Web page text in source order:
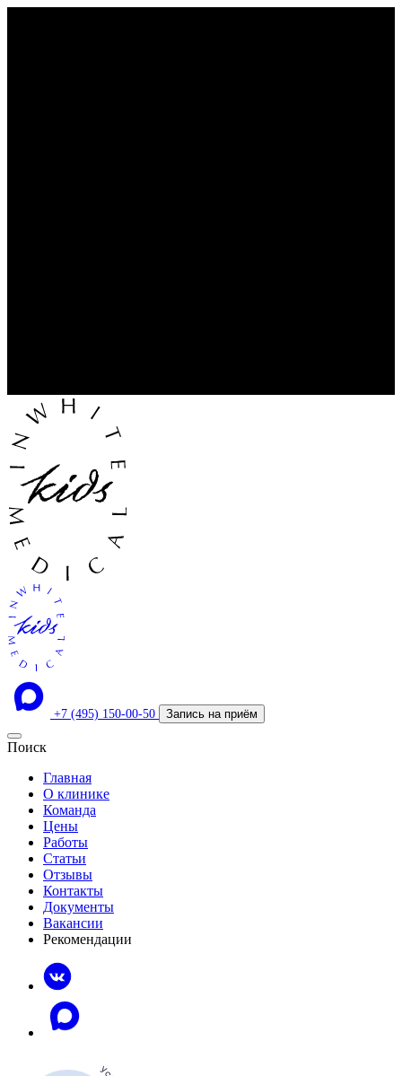
+7 (495) 150-00-50 Запись на приём
Поиск
Главная
О клинике
Команда
Цены
Работы
Статьи
Отзывы
Контакты
Документы
Вакансии
Рекомендации